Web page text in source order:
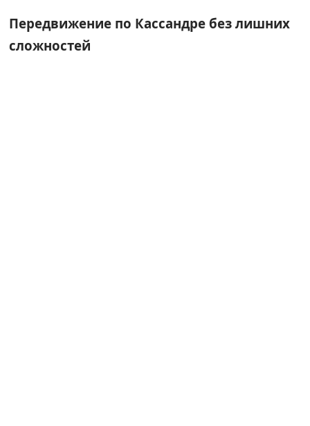
Передвижение по Кассандре без лишних
сложностей